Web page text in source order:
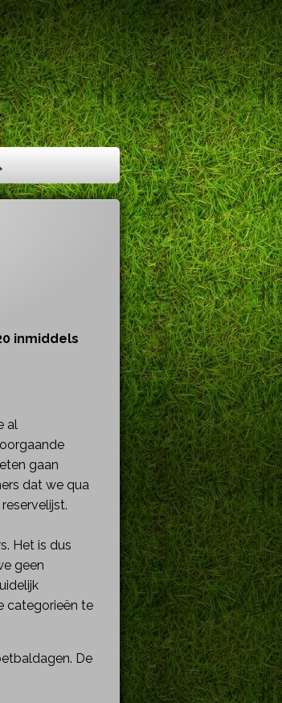
inmiddels
al
gaan
dat we qua
Het is dus
geen
categorieën te
De